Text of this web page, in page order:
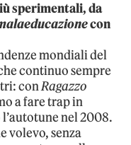
sperimentali, da
con
mondiali del
continuo sempre
conRagazzo
a fare trap in
nel 2008.
volevo, senza